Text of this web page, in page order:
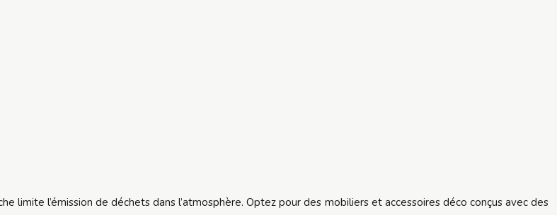
limite l’émission de déchets dans l’atmosphère. Optez pour des mobiliers et accessoires déco conçus avec des